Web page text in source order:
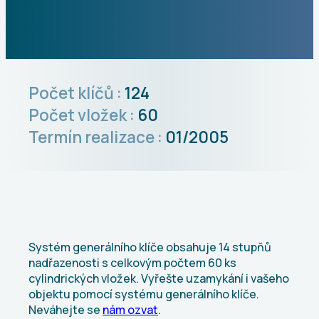
Počet klíčů : 124
Počet vložek : 60
Termín realizace : 01/2005
Systém generálního klíče obsahuje 14 stupňů
nadřazenosti s celkovým počtem 60 ks
cylindrických vložek. Vyřešte uzamykání i vašeho
objektu pomocí systému generálního klíče.
Neváhejte se nám ozvat.